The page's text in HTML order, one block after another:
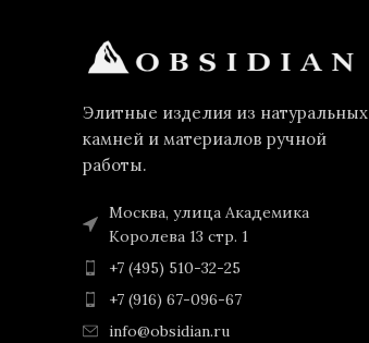
Элитные изделия из натуральных
камней и материалов ручной
работы.
Москва, улица Академика
Королева 13 стр. 1
+7 (495) 510-32-25
+7 (916) 67-096-67
info@obsidian.ru